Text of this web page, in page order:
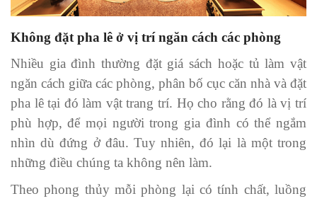
Không đặt pha lê ở vị trí ngăn cách các phòng
Nhiều gia đình thường đặt giá sách hoặc tủ làm vật
ngăn cách giữa các phòng, phân bố cục căn nhà và đặt
pha lê tại đó làm vật trang trí. Họ cho rằng đó là vị trí
phù hợp, để mọi người trong gia đình có thể ngắm
nhìn dù đứng ở đâu. Tuy nhiên, đó lại là một trong
những điều chúng ta không nên làm.
Theo phong thủy mỗi phòng lại có tính chất, luồng